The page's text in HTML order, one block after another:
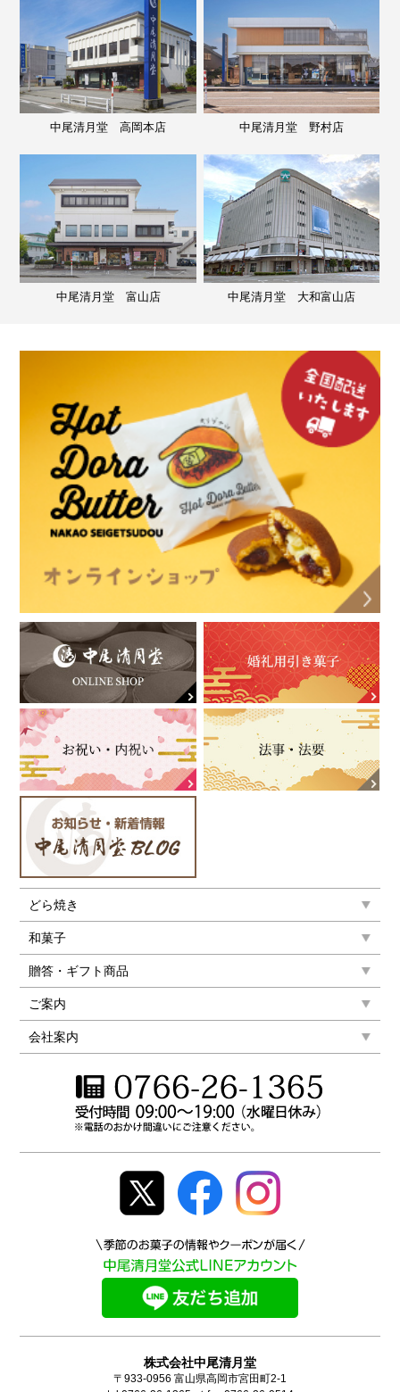
中尾清月堂 高岡本店 中尾清月堂 野村店
中尾清月堂 富山店 中尾清月堂 大和富山店
どら焼き
和菓子
贈答・ギフト商品
ご案内
会社案内
株式会社中尾清月堂
〒933-0956 富山県高岡市宮田町2-1